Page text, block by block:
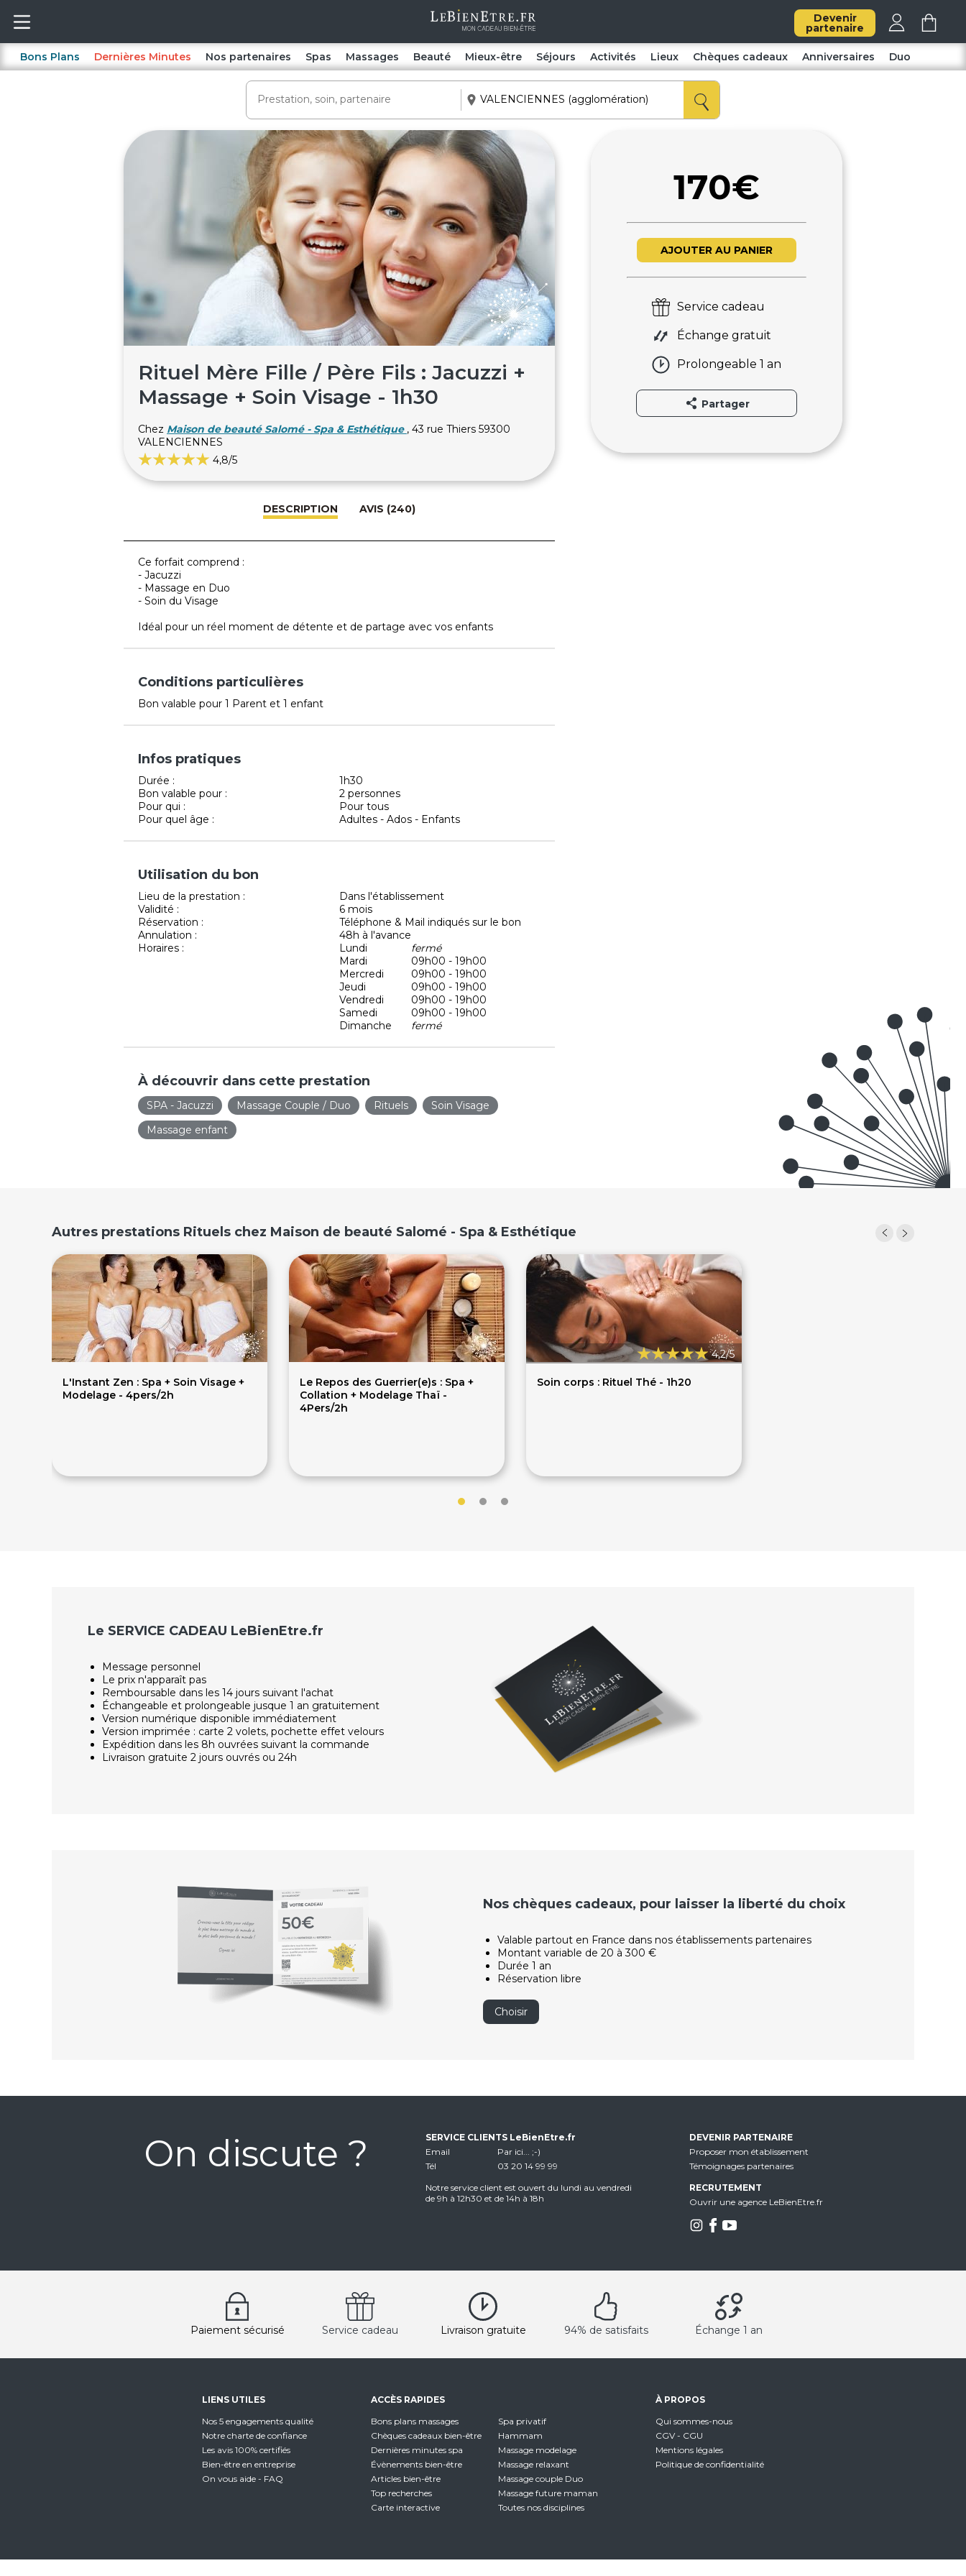
Devenir
partenaire
Bons Plans Dernières Minutes Nos partenaires Spas Massages Beauté Mieux-être Séjours Activités Lieux Chèques cadeaux Anniversaires Duo
Rituel Mère Fille / Père Fils : Jacuzzi +
Massage + Soin Visage - 1h30
Chez Maison de beauté Salomé - Spa & Esthétique , 43 rue Thiers 59300
VALENCIENNES
4,8/5
DESCRIPTION AVIS (240)
Ce forfait comprend :
- Jacuzzi
- Massage en Duo
- Soin du Visage
Idéal pour un réel moment de détente et de partage avec vos enfants
Conditions particulières
Bon valable pour 1 Parent et 1 enfant
Infos pratiques
Durée :
1h30
Bon valable pour :
2 personnes
Pour qui :
Pour tous
Pour quel âge :
Adultes - Ados - Enfants
Utilisation du bon
Lieu de la prestation :
Dans l'établissement
Validité :
6 mois
Réservation :
Téléphone & Mail indiqués sur le bon
Annulation :
48h à l'avance
Horaires :
Lundi
fermé
Mardi
09h00 - 19h00
Mercredi
09h00 - 19h00
Jeudi
09h00 - 19h00
Vendredi
09h00 - 19h00
Samedi
09h00 - 19h00
Dimanche
fermé
À découvrir dans cette prestation
SPA - Jacuzzi Massage Couple / Duo Rituels
Soin Visage
Massage enfant
170€
AJOUTER AU PANIER
Service cadeau
Échange gratuit
Prolongeable 1 an
Partager
Autres prestations Rituels chez Maison de beauté Salomé - Spa & Esthétique
L'Instant Zen : Spa + Soin Visage +
Modelage - 4pers/2h
Le Repos des Guerrier(e)s : Spa +
Collation + Modelage Thaï -
4Pers/2h
4,2/5
Soin corps : Rituel Thé - 1h20
Le SERVICE CADEAU LeBienEtre.fr
Message personnel
Le prix n'apparaît pas
Remboursable dans les 14 jours suivant l'achat
Échangeable et prolongeable jusque 1 an gratuitement
Version numérique disponible immédiatement
Version imprimée : carte 2 volets, pochette effet velours
Expédition dans les 8h ouvrées suivant la commande
Livraison gratuite 2 jours ouvrés ou 24h
Nos chèques cadeaux, pour laisser la liberté du choix
Valable partout en France dans nos établissements partenaires
Montant variable de 20 à 300 €
Durée 1 an
Réservation libre
Choisir
On discute ?
SERVICE CLIENTS LeBienEtre.fr
Email
Par ici... ;-)
Tél
03 20 14 99 99
Notre service client est ouvert du lundi au vendredi
de 9h à 12h30 et de 14h à 18h
DEVENIR PARTENAIRE
Proposer mon établissement
Témoignages partenaires
RECRUTEMENT
Ouvrir une agence LeBienEtre.fr
Paiement sécurisé Service cadeau Livraison gratuite 94% de satisfaits Échange 1 an
LIENS UTILES
Nos 5 engagements qualité
Notre charte de confiance
Les avis 100% certifiés
Bien-être en entreprise
On vous aide - FAQ
ACCÈS RAPIDES
Bons plans massages
Chèques cadeaux bien-être
Dernières minutes spa
Évènements bien-être
Articles bien-être
Top recherches
Carte interactive
Spa privatif
Hammam
Massage modelage
Massage relaxant
Massage couple Duo
Massage future maman
Toutes nos disciplines
À PROPOS
Qui sommes-nous
CGV - CGU
Mentions légales
Politique de confidentialité